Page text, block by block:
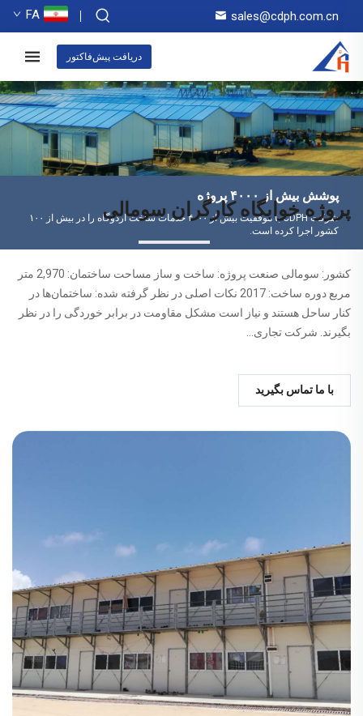
sales@cdph.com.cn
FA
دریافت پیش‌فاکتور
پوشش بیش از ۴۰۰۰ پروژه
شرکت CDPH با موفقیت بیش از ۴۰۰۰ خدمات ساخت اردوگاه را در بیش از ۱۰۰
کشور اجرا کرده است.
پروژه خوابگاه کارگران سومالی
کشور: سومالی صنعت پروژه: ساخت و ساز مساحت ساختمان: 2,970 متر
مربع دوره ساخت: 2017 نکات اصلی در نظر گرفته شده: ساختمان‌ها در
کنار ساحل هستند و نیاز است مشکل مقاومت در برابر خوردگی را در نظر
بگیرند. شرکت تجاری...
با ما تماس بگیرید